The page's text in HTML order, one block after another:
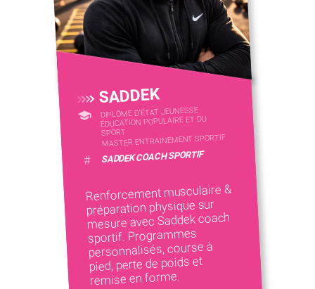
SADDEK
DIPLÔME D'ÉTAT JEUNESSE
ÉDUCATION POPULAIRE ET DU
SPORT
MASTER ENTRAINEMENT SPORTIF
# SADDEK COACH SPORTIF
Renforcement musculaire &
préparation physique sur
mesure avec Saddek coach
sportif. Programmes
personnalisés, course à
pied, perte de poids et
remise en forme.